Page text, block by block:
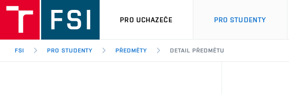
PRO UCHAZEČE PRO STUDENTY
FSI PRO STUDENTY PŘEDMĚTY DETAIL PŘEDMĚTU